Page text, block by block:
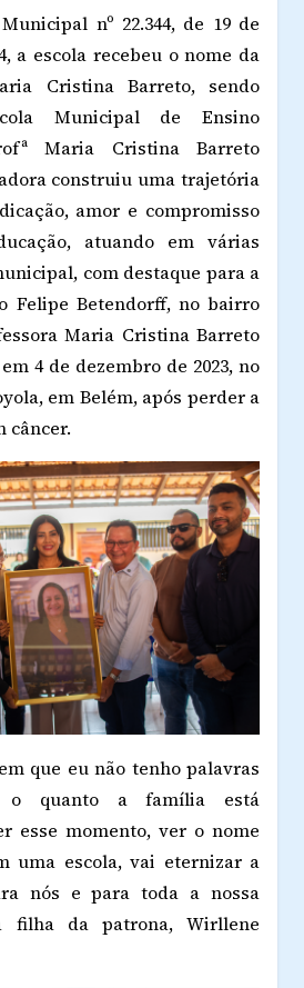
nº 22.344, de 19 de
a escola recebeu o nome da
Cristina Barreto, sendo
Municipal de Ensino
Maria Cristina Barreto
construiu uma trajetória
amor e compromisso
atuando em várias
com destaque para a
Felipe Betendorff, no bairro
Maria Cristina Barreto
4 de dezembro de 2023, no
em Belém, após perder a
câncer.
que eu não tenho palavras
o quanto a família está
esse momento, ver o nome
uma escola, vai eternizar a
nós e para toda a nossa
filha da patrona, Wirllene